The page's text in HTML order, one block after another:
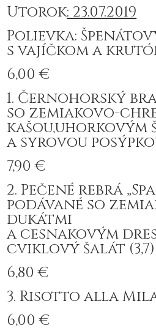
Utorok: 23.07.2019
Polievka:
s vajíčkom a
6,00 €
1. Černohorský
so zemiakovo-
kašou,uhorkovým
a syrovou posýpkou
7,90 €
2. Pečené rebrá
podávané so
dukátmi
a cesnakovým
cviklový šalát (3,7)
6,80 €
3. Risotto alla
6,00 €